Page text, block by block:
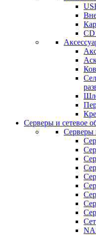
Серверы и сетевое
Серверы